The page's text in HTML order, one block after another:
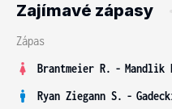
Zajímavé zápasy
Zápas
Brantmeier R. - Mandlik
Ryan Ziegann S. -